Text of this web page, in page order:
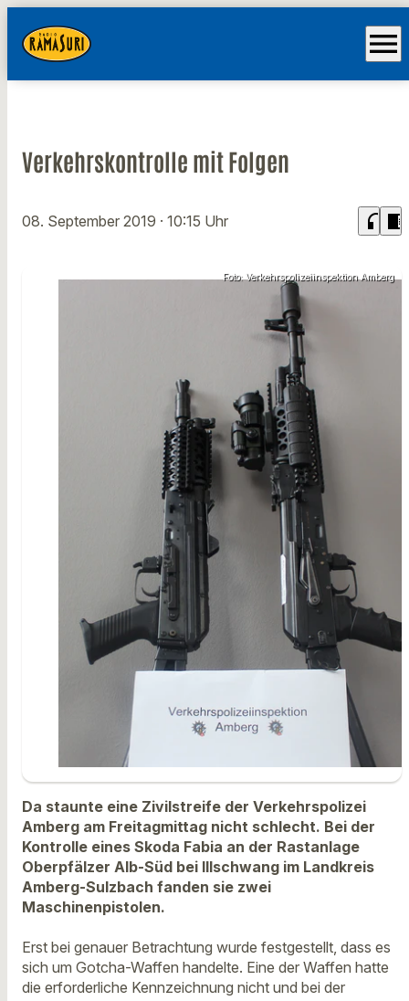
menu
Verkehrskontrolle mit Folgen
08. September 2019 · 10:15 Uhr headphones chrome_reader_mode
Foto: Verkehrspolizeiinspektion Amberg
Da staunte eine Zivilstreife der Verkehrspolizei
Amberg am Freitagmittag nicht schlecht. Bei der
Kontrolle eines Skoda Fabia an der Rastanlage
Oberpfälzer Alb-Süd bei Illschwang im Landkreis
Amberg-Sulzbach fanden sie zwei
Maschinenpistolen.
Erst bei genauer Betrachtung wurde festgestellt, dass es
sich um Gotcha-Waffen handelte. Eine der Waffen hatte
die erforderliche Kennzeichnung nicht und bei der